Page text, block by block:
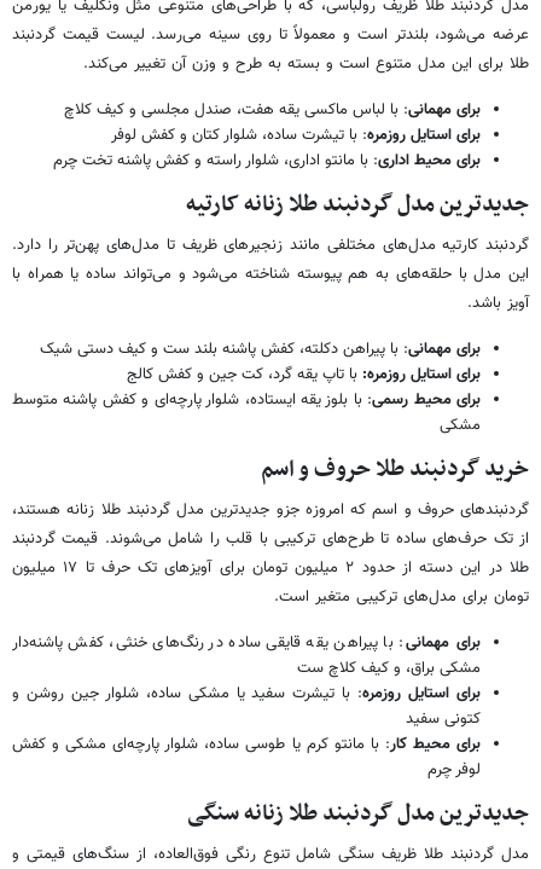
مدل گردنبند طلا ظریف رولباسی، که با طراحی‌های متنوعی مثل ونکلیف یا یورمن
عرضه می‌شود، بلندتر است و معمولاً تا روی سینه می‌رسد. لیست قیمت گردنبند
طلا برای این مدل متنوع است و بسته به طرح و وزن آن تغییر می‌کند.
برای مهمانی: با لباس ماکسی یقه هفت، صندل مجلسی و کیف کلاچ
برای استایل روزمره: با تیشرت ساده، شلوار کتان و کفش لوفر
برای محیط اداری: با مانتو اداری، شلوار راسته و کفش پاشنه تخت چرم
جدیدترین مدل گردنبند طلا زنانه کارتیه
گردنبند کارتیه مدل‌های مختلفی مانند زنجیرهای ظریف تا مدل‌های پهن‌تر را دارد.
این مدل با حلقه‌های به هم پیوسته شناخته می‌شود و می‌تواند ساده یا همراه با
آویز باشد.
برای مهمانی: با پیراهن دکلته، کفش پاشنه بلند ست و کیف دستی شیک
برای استایل روزمره: با تاپ یقه گرد، کت جین و کفش کالج
برای محیط رسمی: با بلوز یقه ایستاده، شلوار پارچه‌ای و کفش پاشنه متوسط
مشکی
خرید گردنبند طلا حروف و اسم
گردنبندهای حروف و اسم که امروزه جزو جدیدترین مدل گردنبند طلا زنانه هستند،
از تک حرف‌های ساده تا طرح‌های ترکیبی با قلب را شامل می‌شوند. قیمت گردنبند
طلا در این دسته از حدود ۲ میلیون تومان برای آویزهای تک حرف تا ۱۷ میلیون
تومان برای مدل‌های ترکیبی متغیر است.
برای مهمانی: با پیراهن یقه قایقی ساده در رنگ‌های خنثی، کفش پاشنه‌دار
مشکی براق، و کیف کلاچ ست
برای استایل روزمره: با تیشرت سفید یا مشکی ساده، شلوار جین روشن و
کتونی سفید
برای محیط کار: با مانتو کرم یا طوسی ساده، شلوار پارچه‌ای مشکی و کفش
لوفر چرم
جدیدترین مدل گردنبند طلا زنانه سنگی
مدل گردنبند طلا ظریف سنگی شامل تنوع رنگی فوق‌العاده، از سنگ‌های قیمتی و